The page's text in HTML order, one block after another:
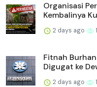
Organisasi
Kembalinya
2 days ago
Fitnah
Digugat ke
2 days ago